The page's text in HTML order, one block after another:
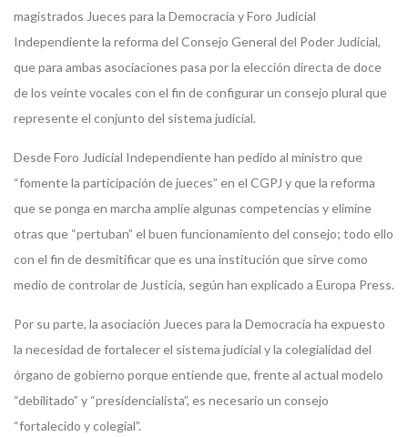
magistrados Jueces para la Democracia y Foro Judicial
Independiente la reforma del Consejo General del Poder Judicial,
que para ambas asociaciones pasa por la elección directa de doce
de los veinte vocales con el fin de configurar un consejo plural que
represente el conjunto del sistema judicial.
Desde Foro Judicial Independiente han pedido al ministro que
“fomente la participación de jueces” en el CGPJ y que la reforma
que se ponga en marcha amplíe algunas competencias y elimine
otras que “pertuban” el buen funcionamiento del consejo; todo ello
con el fin de desmitificar que es una institución que sirve como
medio de controlar de Justicia, según han explicado a Europa Press.
Por su parte, la asociación Jueces para la Democracia ha expuesto
la necesidad de fortalecer el sistema judicial y la colegialidad del
órgano de gobierno porque entiende que, frente al actual modelo
“debilitado” y “presidencialista”, es necesario un consejo
“fortalecido y colegial”.